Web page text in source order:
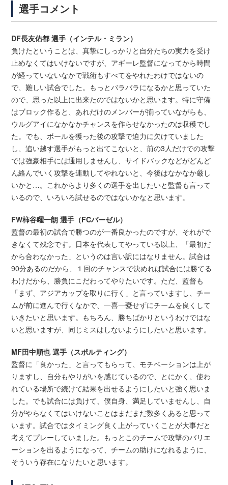
選手コメント
DF長友佑都 選手（インテル・ミラン）
負けたということは、真摯にしっかりと自分たちの実力を受け
止めなくてはいけないですが、アギーレ監督になってから時間
が経っていないなかで戦術もすべてをやれたわけではないの
で、難しい試合でした。もっとバラバラになるかと思っていた
ので、思った以上に出来たのではないかと思います。特に守備
はブロック作ると、あれだけのメンバーが揃っていながらも、
ウルグアイになかなかチャンスを作らせなかったのは収穫でし
た。でも、ボールを獲った後の攻撃で迫力に欠けていました
し、追い越す選手がもっと出てこないと、前の3人だけでの攻撃
では強豪相手には通用しませんし、サイドバックなどがどんど
ん絡んでいく攻撃を連動してやれないと、今後はなかなか厳し
いかと…。これからより多くの選手を出したいと監督も言って
いるので、いろいろ試せるのではないかなと思います。
FW柿谷曜一朗 選手（FCバーゼル）
監督の最初の試合で勝つのが一番良かったのですが、それがで
きなくて残念です。日本を代表してやっている以上、「最初だ
から合わなかった」というのは言い訳にはなりません。試合は
90分あるのだから、１回のチャンスで決めれば試合には勝てる
わけだから、勝負にこだわってやりたいです。ただ、監督も
「まず、アジアカップを取りに行く」と言っていますし、チー
ムが前に進んで行くなかで、一喜一憂せずにチームを良くして
いきたいと思います。もちろん、勝ちばかりというわけではな
いと思いますが、同じミスはしないようにしたいと思います。
MF田中順也 選手（スポルティング）
監督に「良かった」と言ってもらって、モチベーションは上が
りますし、自分もやりがいを感じているので、とにかく、使わ
れている場所で続けて結果を出せるようにしたいと強く思いま
した。でも試合には負けて、僕自身、満足していませんし、自
分がやらなくてはいけないことはまだまだ数多くあると思って
います。試合ではタイミング良く上がっていくことが大事だと
考えてプレーしていました。もっとこのチームで攻撃のバリエ
ーションを出るようになって、チームの助けになれるように、
そういう存在になりたいと思います。